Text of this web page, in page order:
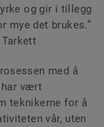
og gir i tillegg
mye det brukes.”
Tarkett
med å
har vært
teknikerne for å
vår, uten